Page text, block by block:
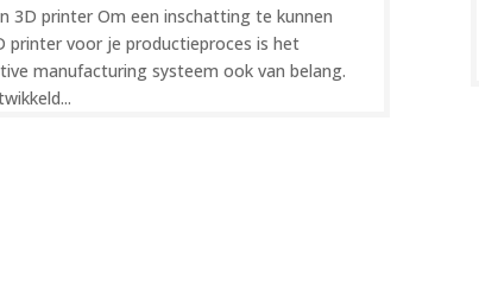
3D printer Om een inschatting te kunnen
printer voor je productieproces is het
manufacturing systeem ook van belang.